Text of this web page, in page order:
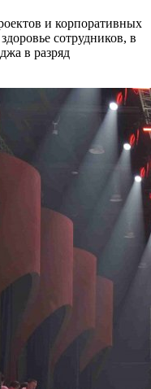
и корпоративных
сотрудников, в
в разряд